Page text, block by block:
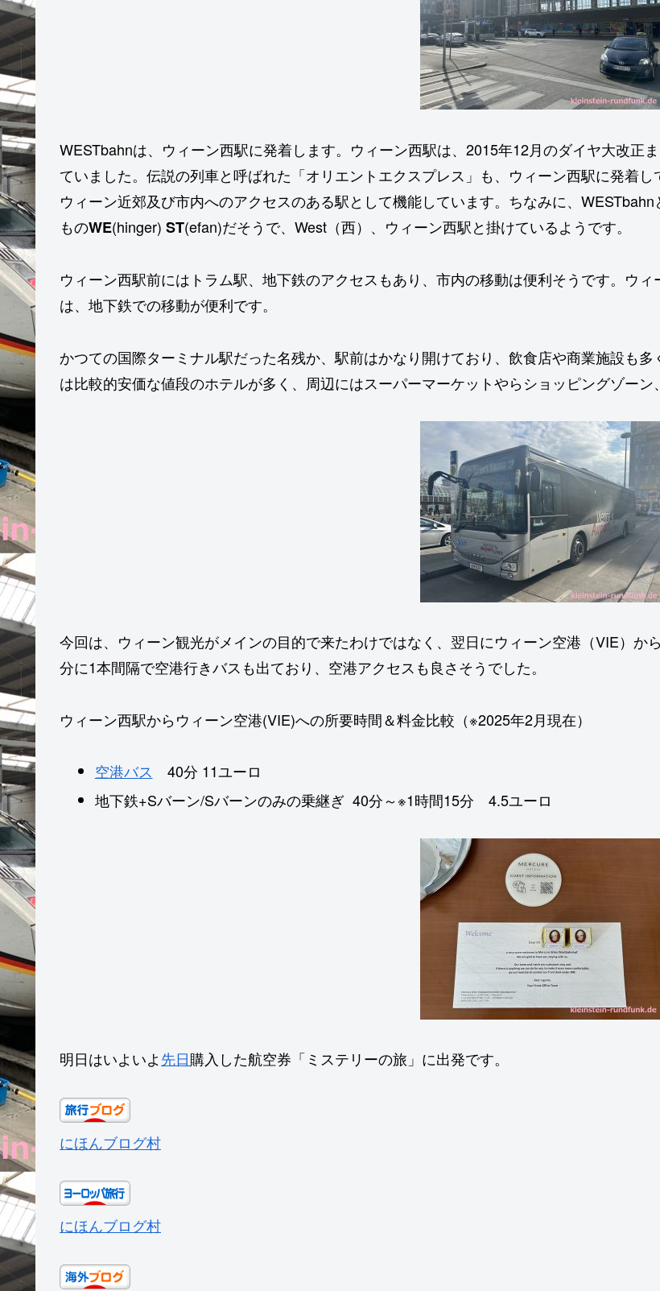
WESTbahnは、ウィーン西駅に発着します。ウィーン西駅は、2015年12月のダイヤ大改正
ていました。伝説の列車と呼ばれた「オリエントエクスプレス」も、ウィーン西駅に発着し
ウィーン近郊及び市内へのアクセスのある駅として機能しています。ちなみに、
ものWE(hinger) ST(efan)だそうで、West（西）、ウィーン西駅と掛けているようです。
ウィーン西駅前にはトラム駅、地下鉄のアクセスもあり、市内の移動は便利そうです。ウ
は、地下鉄での移動が便利です。
かつての国際ターミナル駅だった名残か、駅前はかなり開けており、飲食店や商業施設も
は比較的安価な値段のホテルが多く、周辺にはスーパーマーケットやらショッピングゾーン
今回は、ウィーン観光がメインの目的で来たわけではなく、翌日にウィーン空港（VIE）
分に1本間隔で空港行きバスも出ており、空港アクセスも良さそうでした。
ウィーン西駅からウィーン空港(VIE)への所要時間＆料金比較（※2025年2月現在）
空港バス 40分 11ユーロ
地下鉄+Sバーン/Sバーンのみの乗継ぎ 40分～※1時間15分 4.5ユーロ
明日はいよいよ先日購入した航空券「ミステリーの旅」に出発です。
にほんブログ村
にほんブログ村